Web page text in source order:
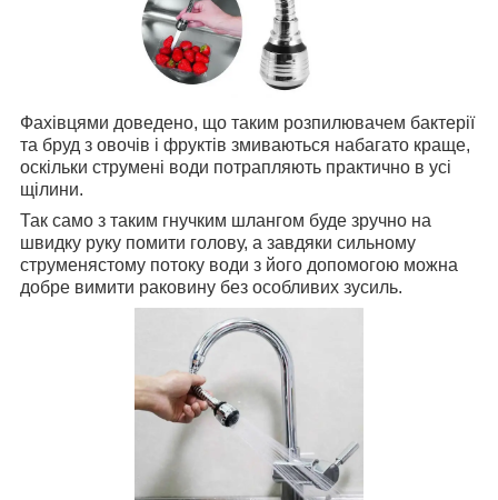
Фахівцями доведено, що таким розпилювачем бактерії
та бруд з овочів і фруктів змиваються набагато краще,
оскільки струмені води потрапляють практично в усі
щілини.
Так само з таким гнучким шлангом буде зручно на
швидку руку помити голову, а завдяки сильному
струменястому потоку води з його допомогою можна
добре вимити раковину без особливих зусиль.